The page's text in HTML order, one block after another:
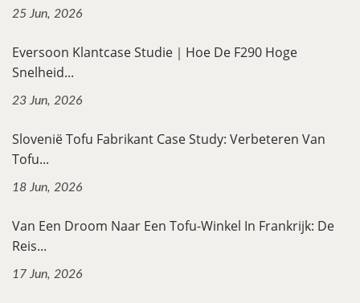
25 Jun, 2026
Eversoon Klantcase Studie｜Hoe De F290 Hoge
Snelheid...
23 Jun, 2026
Slovenië Tofu Fabrikant Case Study: Verbeteren Van
Tofu...
18 Jun, 2026
Van Een Droom Naar Een Tofu-Winkel In Frankrijk: De
Reis...
17 Jun, 2026